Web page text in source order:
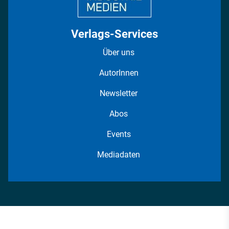
Verlags-Services
Über uns
AutorInnen
Newsletter
Abos
Events
Mediadaten